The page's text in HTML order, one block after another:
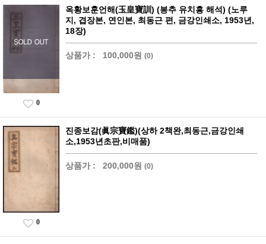
옥황보훈언해(玉皇寶訓) (봉추 유치흥 해석) (노루
지, 겹장본, 연인본, 최동근 편, 금강인쇄소, 1953년,
18장)
상품가 : 100,000원 (0)
0
진종보감(眞宗寶鑑)(상하 2책완,최동근,금강인쇄
소,1953년초판,비매품)
상품가 : 200,000원 (0)
0